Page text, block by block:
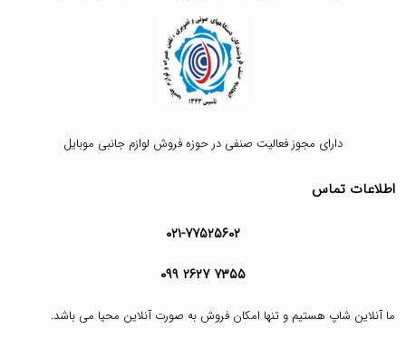
دارای مجوز فعالیت صنفی در حوزه فروش لوازم جانبی موبایل
اطلاعات تماس
۰۲۱-۷۷۵۲۵۶۰۲
۰۹۹ ۲۶۲۷ ۷۳۵۵
ما آنلاین شاپ هستیم و تنها امکان فروش به صورت آنلاین محیا می باشد.